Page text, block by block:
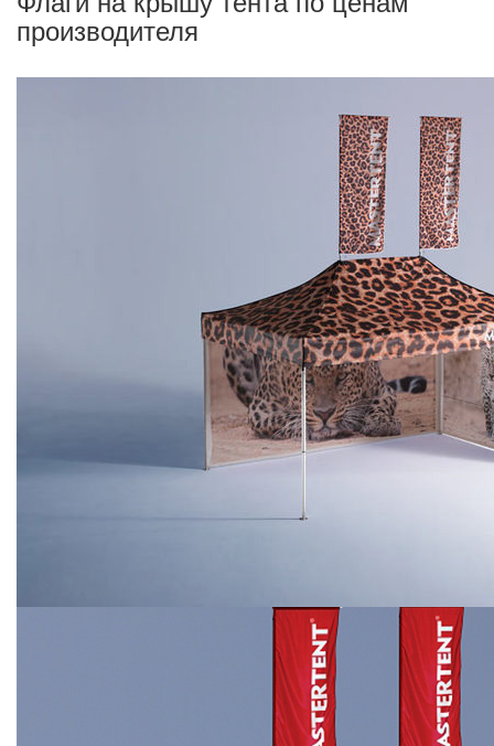
производителя